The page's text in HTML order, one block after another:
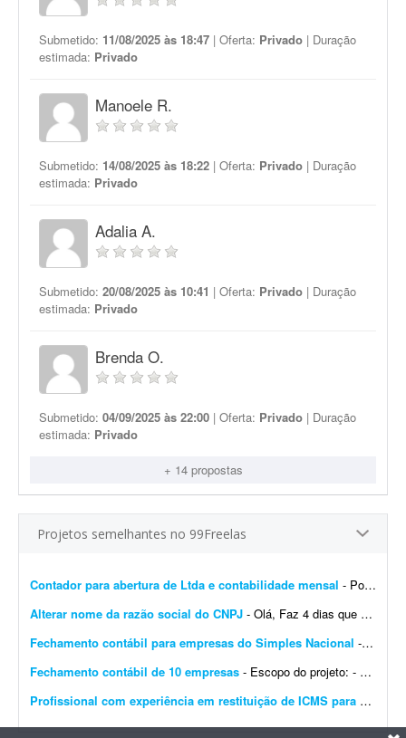
Submetido: 11/08/2025 às 18:47 | Oferta: Privado | Duração
estimada: Privado
Manoele R.
Submetido: 14/08/2025 às 18:22 | Oferta: Privado | Duração
estimada: Privado
Adalia A.
Submetido: 20/08/2025 às 10:41 | Oferta: Privado | Duração
estimada: Privado
Brenda O.
Submetido: 04/09/2025 às 22:00 | Oferta: Privado | Duração
estimada: Privado
+ 14 propostas
Projetos semelhantes no 99Freelas
Contador para abertura de Ltda e contabilidade mensal - Português: Procuro um contador ou escritório de contabilidade para uma Ltda em constituição no Rio de Janeiro, com sócio estrangeiro não residente (belga)....
Alterar nome da razão social do CNPJ - Olá, Faz 4 dias que abri um CNPJ novo no Simples Nacional. Precisei abrir uma conta no TikTok e o CPF aparece com meu nome de casada; por isso houve divergência no nome registrado na ...
Fechamento contábil para empresas do Simples Nacional - - Fechamento contábil de 30 empresas do Simples Nacional, referente a 2025. - Entrega com contas conciliadas e demonstrativo de composição de contas. - Empresas prestadoras de ...
Fechamento contábil de 10 empresas - Escopo do projeto: - Fechamento contábil de 10 empresas, período de janeiro a junho. - Entrega com contas conciliadas e composição de contas. - Empresas, majoritariament...
Profissional com experiência em restituição de ICMS para produtor rural